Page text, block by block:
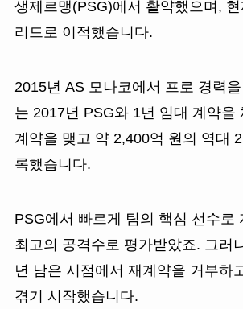
생제르맹(PSG)에서 활약했으며,
리드로 이적했습니다.
2015년 AS 모나코에서 프로 경력을
는 2017년 PSG와 1년 임대 계약을
계약을 맺고 약 2,400억 원의 역대 2
록했습니다.
PSG에서 빠르게 팀의 핵심 선수로
최고의 공격수로 평가받았죠. 그러
년 남은 시점에서 재계약을 거부하
겪기 시작했습니다.